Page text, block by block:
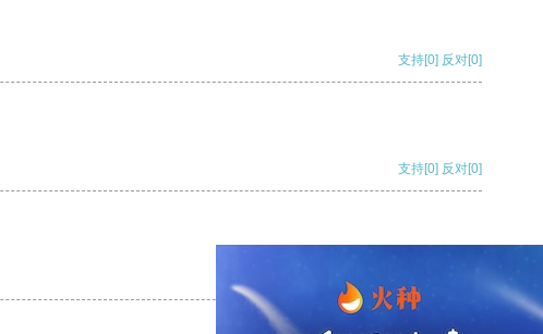
支持[0] 反对[0]
支持[0] 反对[0]